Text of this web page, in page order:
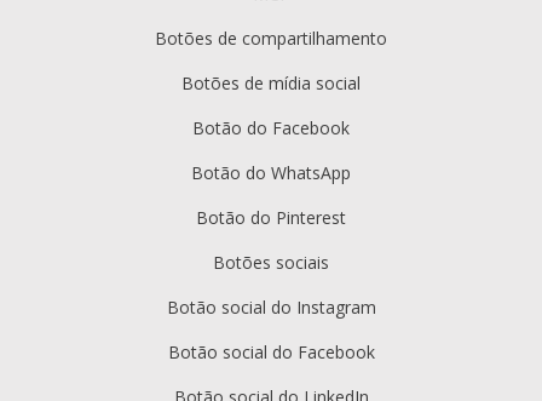
Botões de compartilhamento
Botões de mídia social
Botão do Facebook
Botão do WhatsApp
Botão do Pinterest
Botões sociais
Botão social do Instagram
Botão social do Facebook
Botão social do LinkedIn